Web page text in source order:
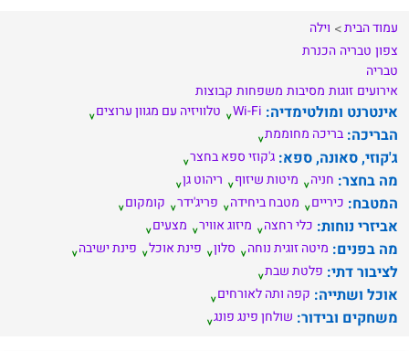
עמוד הבית
וילה
צפון טבריה הכנרת
טבריה
אירועים זוגות מסיבות משפחות קבוצות
אינטרנט ומולטימדיה: Wi-Fi טלוויזיה עם מגוון ערוצים
הבריכה: בריכה מחוממת
ג'קוזי, סאונה, ספא: ג'קוזי ספא בחצר
מה בחצר: חניה מיטות שיזוף ריהוט גן
המטבח: כיריים מטבח ביחידה פריג'ידר קומקום
אביזרי נוחות: כלי רחצה מיזוג אוויר מצעים
מה בפנים: מיטה זוגית נוחה סלון פינת אוכל פינת ישיבה
לציבור דתי: פלטת שבת
אוכל ושתייה: קפה ותה לאורחים
משחקים ובידור: שולחן פינג פונג